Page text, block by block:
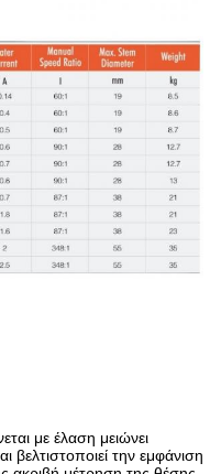
με έλαση μειώνει
βελτιστοποιεί την εμφάνιση